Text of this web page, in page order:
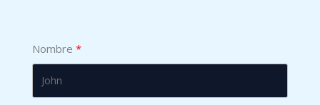
Nombre